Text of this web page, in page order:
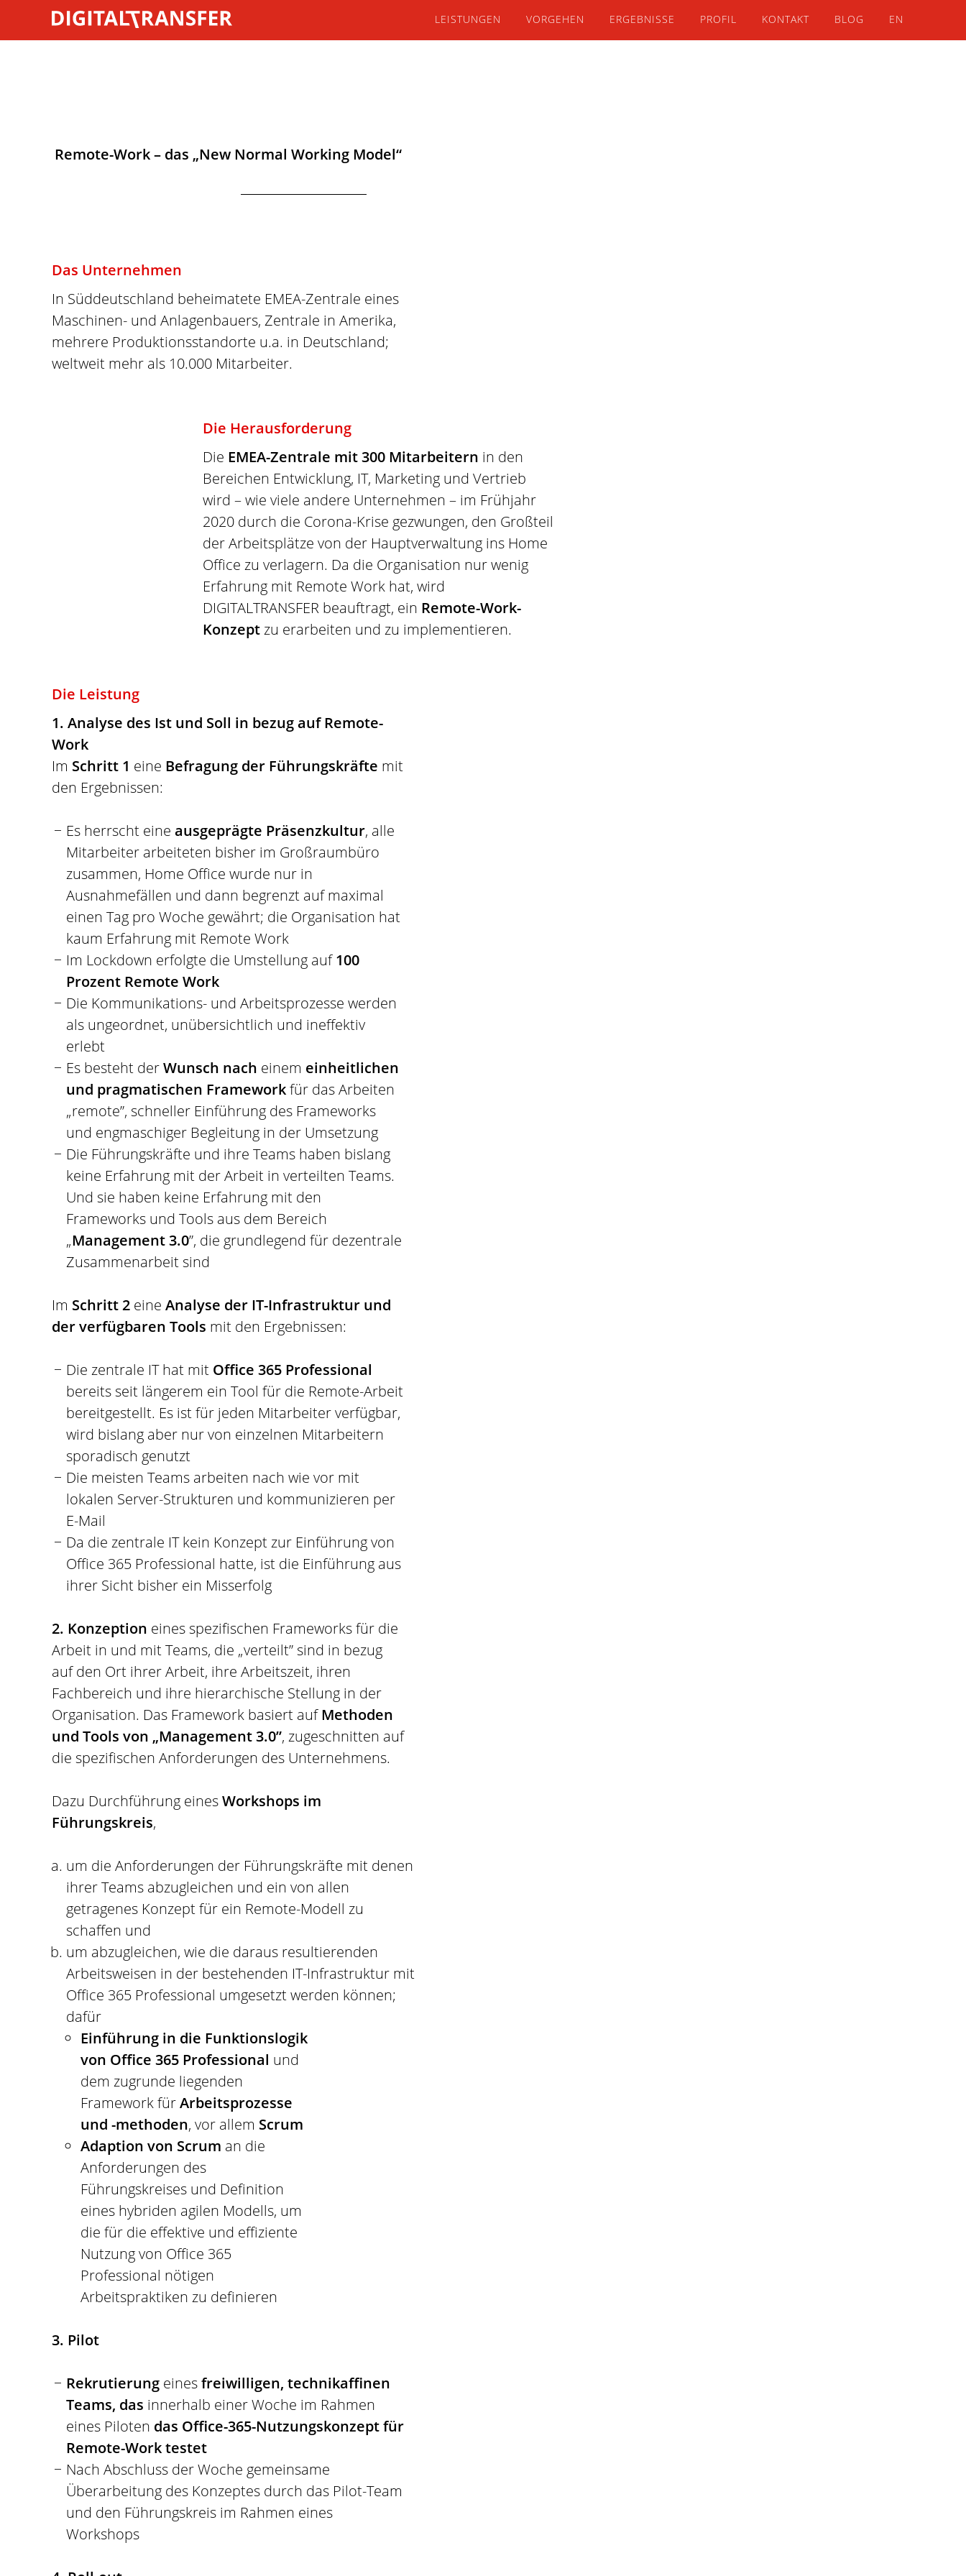
LEISTUNGEN VORGEHEN ERGEBNISSE PROFIL KONTAKT BLOG EN
Remote-Work – das „New Normal Working Model“
Das Unternehmen
In Süddeutschland beheimatete EMEA-Zentrale eines
Maschinen- und Anlagenbauers, Zentrale in Amerika,
mehrere Produktionsstandorte u.a. in Deutschland;
weltweit mehr als 10.000 Mitarbeiter.
Die Herausforderung
Die EMEA-Zentrale mit 300 Mitarbeitern in den
Bereichen Entwicklung, IT, Marketing und Vertrieb
wird – wie viele andere Unternehmen – im Frühjahr
2020 durch die Corona-Krise gezwungen, den Großteil
der Arbeitsplätze von der Hauptverwaltung ins Home
Office zu verlagern. Da die Organisation nur wenig
Erfahrung mit Remote Work hat, wird
DIGITALTRANSFER beauftragt, ein Remote-Work-
Konzeptzu erarbeiten und zu implementieren.
Die Leistung
1. Analyse des Ist und Soll in bezug auf Remote-
Work
Im Schritt 1 eine Befragung der Führungskräfte mit
den Ergebnissen:
Es herrscht eine ausgeprägte Präsenzkultur, alle
Mitarbeiter arbeiteten bisher im Großraumbüro
zusammen, Home Office wurde nur in
Ausnahmefällen und dann begrenzt auf maximal
einen Tag pro Woche gewährt; die Organisation hat
kaum Erfahrung mit Remote Work
Im Lockdown erfolgte die Umstellung auf100
Prozent Remote Work
Die Kommunikations- und Arbeitsprozesse werden
als ungeordnet, unübersichtlich und ineffektiv
erlebt
Es besteht derWunsch nach einem einheitlichen
und pragmatischen Frameworkfür das Arbeiten
„remote”, schneller Einführung des Frameworks
und engmaschiger Begleitung in der Umsetzung
Die Führungskräfte und ihre Teams haben bislang
keine Erfahrung mit der Arbeit in verteilten Teams.
Und sie haben keine Erfahrung mit den
Frameworks und Tools aus dem Bereich
„Management 3.0”, die grundlegend für dezentrale
Zusammenarbeit sind
Im Schritt 2 eine Analyse der IT-Infrastruktur und
der verfügbaren Tools mit den Ergebnissen:
Die zentrale IT hat mit Office 365 Professional
bereits seit längerem ein Tool für die Remote-Arbeit
bereitgestellt. Es ist für jeden Mitarbeiter verfügbar,
wird bislang aber nur von einzelnen Mitarbeitern
sporadisch genutzt
Die meisten Teams arbeiten nach wie vor mit
lokalen Server-Strukturen und kommunizieren per
E-Mail
Da die zentrale IT kein Konzept zur Einführung von
Office 365 Professional hatte, ist die Einführung aus
ihrer Sicht bisher ein Misserfolg
2. Konzeption eines spezifischen Frameworks für die
Arbeit in und mit Teams, die „verteilt” sind in bezug
auf den Ort ihrer Arbeit, ihre Arbeitszeit, ihren
Fachbereich und ihre hierarchische Stellung in der
Organisation. Das Framework basiert aufMethoden
und Tools von „Management 3.0”, zugeschnitten auf
die spezifischen Anforderungen des Unternehmens.
Dazu Durchführung einesWorkshops im
Führungskreis,
um die Anforderungen der Führungskräfte mit denen
ihrer Teams abzugleichen und ein von allen
getragenes Konzept für ein Remote-Modell zu
schaffen und
um abzugleichen, wie die daraus resultierenden
Arbeitsweisen in der bestehenden IT-Infrastruktur mit
Office 365 Professional umgesetzt werden können;
dafür
Einführung in die Funktionslogik
von Office 365 Professional und
dem zugrunde liegenden
Framework fürArbeitsprozesse
und -methoden, vor allem Scrum
Adaption von Scrum an die
Anforderungen des
Führungskreises und Definition
eines hybriden agilen Modells, um
die für die effektive und effiziente
Nutzung von Office 365
Professional nötigen
Arbeitspraktiken zu definieren
3. Pilot
Rekrutierung einesfreiwilligen, technikaffinen
Teams, das innerhalb einer Woche im Rahmen
eines Piloten das Office-365-Nutzungskonzept für
Remote-Work testet
Nach Abschluss der Woche gemeinsame
Überarbeitung des Konzeptes durch das Pilot-Team
und den Führungskreis im Rahmen eines
Workshops